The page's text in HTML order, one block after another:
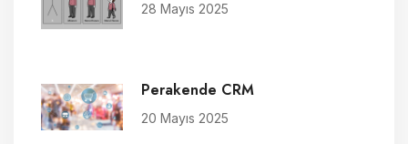
28 Mayıs 2025
Perakende CRM
20 Mayıs 2025